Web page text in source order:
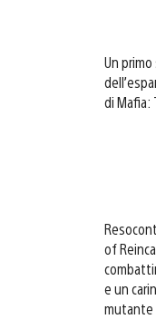
Un
di Mafia:
of
e un
mutante